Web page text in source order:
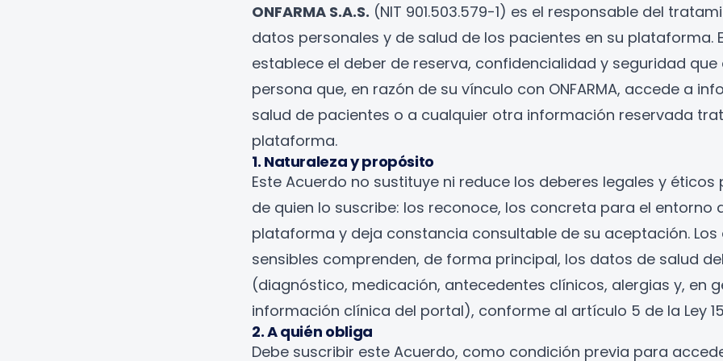
ONFARMA S.A.S. (NIT 901.503.579-1) es el responsable del
datos personales y de salud de los pacientes en su plataforma.
establece el deber de reserva, confidencialidad y seguridad
persona que, en razón de su vínculo con ONFARMA, accede a
salud de pacientes o a cualquier otra información reservada
plataforma.
1. Naturaleza y propósito
Este Acuerdo no sustituye ni reduce los deberes legales y éticos
de quien lo suscribe: los reconoce, los concreta para el entorno
plataforma y deja constancia consultable de su aceptación.
sensibles comprenden, de forma principal, los datos de salud
(diagnóstico, medicación, antecedentes clínicos, alergias y, en
información clínica del portal), conforme al artículo 5 de la Ley
2. A quién obliga
Debe suscribir este Acuerdo, como condición previa para